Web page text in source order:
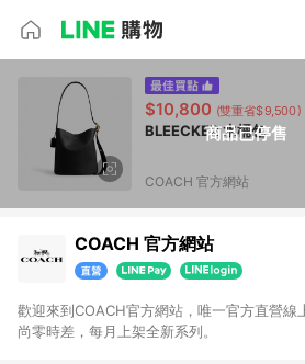
商品已停售
$10,800 (雙重省$9,500)
BLEECKER 水桶包
COACH 官方網站
COACH 官方網站
歡迎來到COACH官方網站，唯一官方直營線
尚零時差，每月上架全新系列。